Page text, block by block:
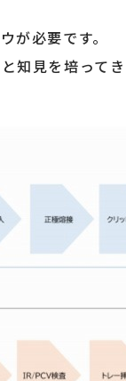
必要です。
知見を培って